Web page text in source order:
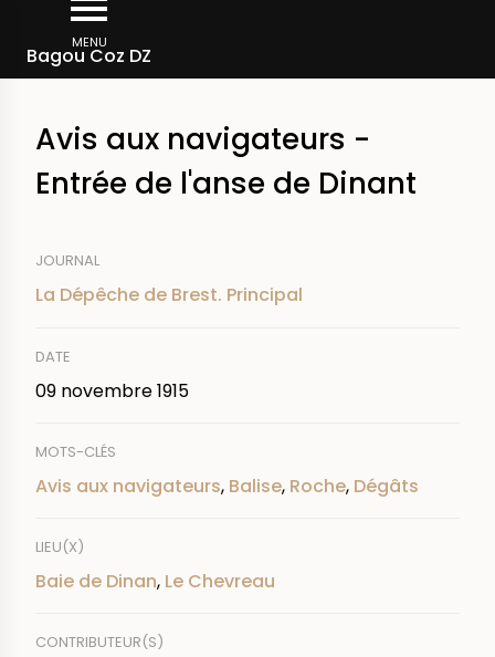
contenu
MENU
Bagou Coz DZ
d'Ariane
Rechercher dans la presse
Avis aux navigateurs -
Entrée de l'anse de Dinant
JOURNAL
La Dépêche de Brest. Principal
DATE
09 novembre 1915
MOTS-CLÉS
Avis aux navigateurs, Balise, Roche, Dégâts
LIEU(X)
Baie de Dinan, Le Chevreau
CONTRIBUTEUR(S)